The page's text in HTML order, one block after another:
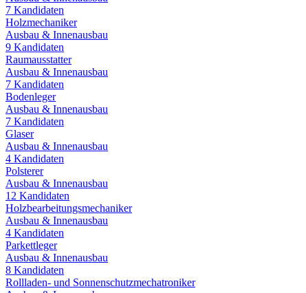
7 Kandidaten
Holzmechaniker
Ausbau & Innenausbau
9 Kandidaten
Raumausstatter
Ausbau & Innenausbau
7 Kandidaten
Bodenleger
Ausbau & Innenausbau
7 Kandidaten
Glaser
Ausbau & Innenausbau
4 Kandidaten
Polsterer
Ausbau & Innenausbau
12 Kandidaten
Holzbearbeitungsmechaniker
Ausbau & Innenausbau
4 Kandidaten
Parkettleger
Ausbau & Innenausbau
8 Kandidaten
Rollladen- und Sonnenschutzmechatroniker